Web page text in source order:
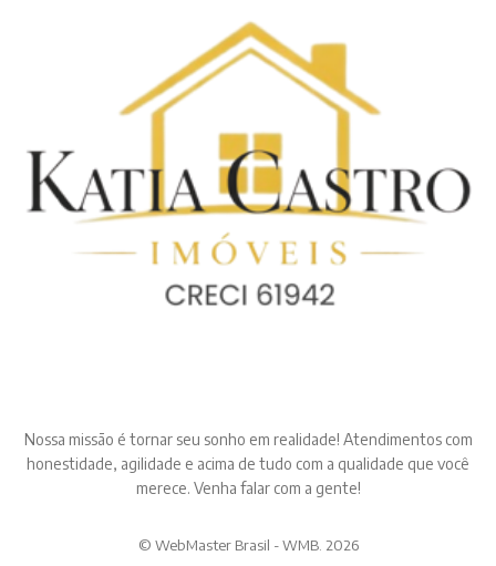
Nossa missão é tornar seu sonho em realidade! Atendimentos com
honestidade, agilidade e acima de tudo com a qualidade que você
merece. Venha falar com a gente!
© WebMaster Brasil - WMB. 2026